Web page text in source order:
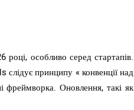
особливо серед стартапів.
принципу « конвенції над
фреймворка. Оновлення, такі як